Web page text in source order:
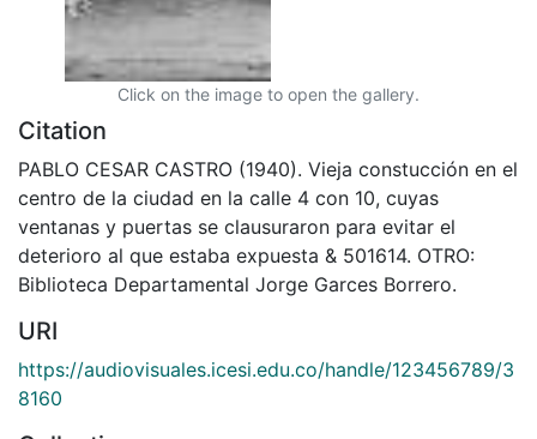
Click on the image to open the gallery.
Citation
PABLO CESAR CASTRO (1940). Vieja constucción en el
centro de la ciudad en la calle 4 con 10, cuyas
ventanas y puertas se clausuraron para evitar el
deterioro al que estaba expuesta & 501614. OTRO:
Biblioteca Departamental Jorge Garces Borrero.
URI
https://audiovisuales.icesi.edu.co/handle/123456789/3
8160